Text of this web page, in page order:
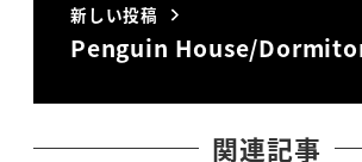
新しい投稿
Penguin House/
関連記事